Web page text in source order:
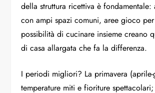
della struttura ricettiva è fondamentale:
con ampi spazi comuni, aree gioco
possibilità di cucinare insieme creano
di casa allargata che fa la differenza.
I periodi migliori? La primavera
temperature miti e fioriture spettacolari;